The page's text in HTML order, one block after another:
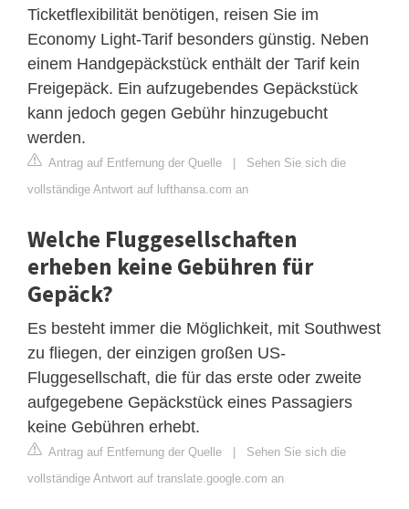
Ticketflexibilität benötigen, reisen Sie im
Economy Light-Tarif besonders günstig. Neben
einem Handgepäckstück enthält der Tarif kein
Freigepäck. Ein aufzugebendes Gepäckstück
kann jedoch gegen Gebühr hinzugebucht
werden.
Antrag auf Entfernung der Quelle | Sehen Sie sich die
vollständige Antwort auf lufthansa.com an
Welche Fluggesellschaften
erheben keine Gebühren für
Gepäck?
Es besteht immer die Möglichkeit, mit Southwest
zu fliegen, der einzigen großen US-
Fluggesellschaft, die für das erste oder zweite
aufgegebene Gepäckstück eines Passagiers
keine Gebühren erhebt.
Antrag auf Entfernung der Quelle | Sehen Sie sich die
vollständige Antwort auf translate.google.com an